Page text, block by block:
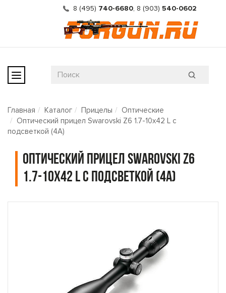
8 (495) 740-6680, 8 (903) 540-0602
Главная Каталог Прицелы
Оптические
Оптический прицел Swarovski Z6 1.7-10x42 L с
подсветкой (4A)
Оптический прицел Swarovski Z6
1.7-10x42 L с подсветкой (4A)